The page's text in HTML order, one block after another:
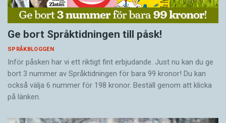
Ge bort Språktidningen till påsk!
SPRÅKBLOGGEN
Inför påsken har vi ett riktigt fint erbjudande. Just nu kan du ge
bort 3 nummer av Språktidningen för bara 99 kronor! Du kan
också välja 6 nummer för 198 kronor. Beställ genom att klicka
på länken.